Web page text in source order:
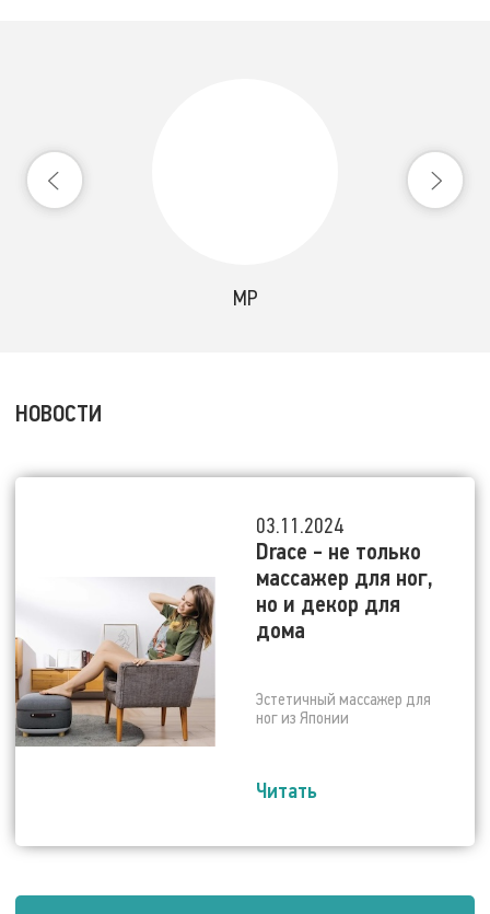
MP
НОВОСТИ
03.11.2024
Drace - не только
массажер для ног,
но и декор для
дома
Эстетичный массажер для
ног из Японии
Читать